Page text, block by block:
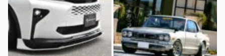
エラーも体験（涙）